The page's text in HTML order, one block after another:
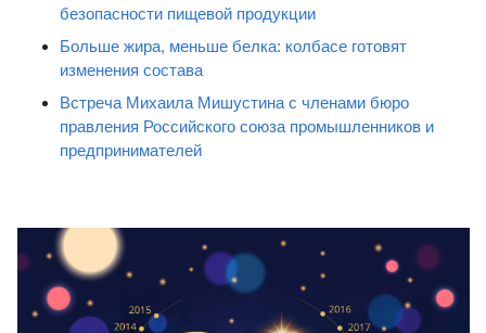
безопасности пищевой продукции
Больше жира, меньше белка: колбасе готовят
изменения состава
Встреча Михаила Мишустина с членами бюро
правления Российского союза промышленников и
предпринимателей